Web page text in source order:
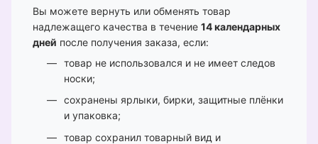
Вы можете вернуть или обменять товар
надлежащего качества в течение 14 календарных
дней после получения заказа, если:
товар не использовался и не имеет следов
носки;
сохранены ярлыки, бирки, защитные плёнки
и упаковка;
товар сохранил товарный вид и